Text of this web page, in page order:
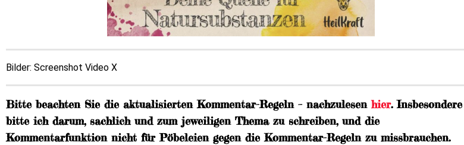
Bilder: Screenshot Video X
Bitte beachten Sie die aktualisierten Kommentar-Regeln – nachzulesenhier. Insbesondere
bitte ich darum, sachlich und zum jeweiligen Thema zu schreiben, und die
Kommentarfunktion nicht für Pöbeleien gegen die Kommentar-Regeln zu missbrauchen.